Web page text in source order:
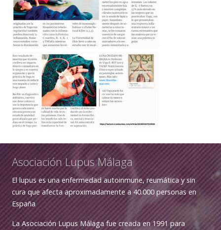
Asociación Lupus Málaga
El lupus es una enfermedad autoinmune, reumática y sin
cura que afecta aproximadamente a 40.000 personas en
España
La Asociación Lupus Málaga fue creada en 1991 para